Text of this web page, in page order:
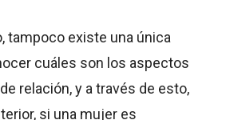
tampoco existe una única
cuáles son los aspectos
relación, y a través de esto,
si una mujer es